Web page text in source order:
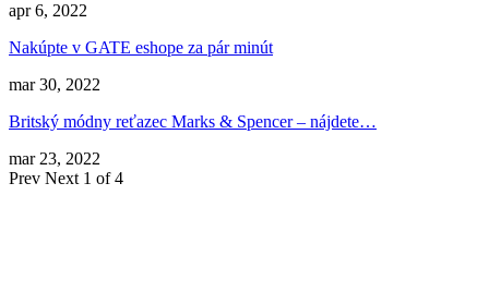
apr 6, 2022
Nakúpte v GATE eshope za pár minút
mar 30, 2022
Britský módny reťazec Marks & Spencer – nájdete…
mar 23, 2022
Prev Next 1 of 4